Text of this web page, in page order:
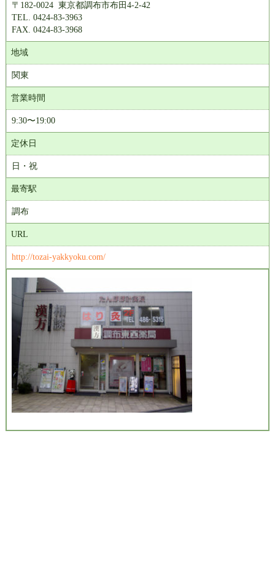
〒182-0024 東京都調布市布田4-2-42
TEL. 0424-83-3963
FAX. 0424-83-3968
地域
関東
営業時間
9:30〜19:00
定休日
日・祝
最寄駅
調布
URL
http://tozai-yakkyoku.com/